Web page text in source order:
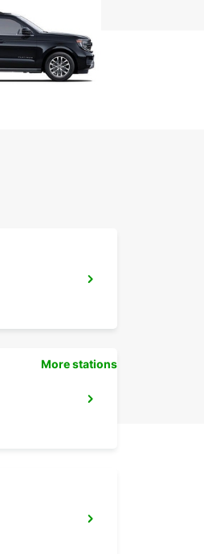
More stations